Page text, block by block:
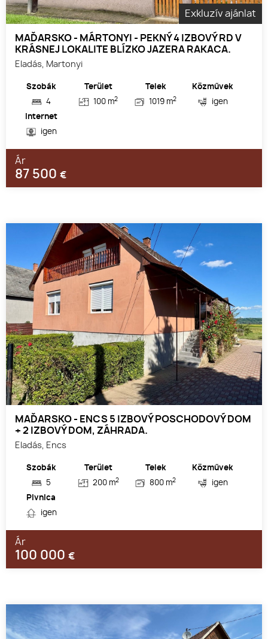
Exkluzív ajánlat
MAĎARSKO - MÁRTONYI - PEKNÝ 4 IZBOVÝ RD V
KRÁSNEJ LOKALITE BLÍZKO JAZERA RAKACA.
Eladás, Martonyi
Szobák
4
Terület
100 m2
Telek
1019 m2
Közművek
igen
Internet
igen
Ár
87 500 €
MAĎARSKO - ENCS 5 IZBOVÝ POSCHODOVÝ DOM
+ 2 IZBOVÝ DOM, ZÁHRADA.
Eladás, Encs
Szobák
5
Terület
200 m2
Telek
800 m2
Közművek
igen
Pivnica
igen
Ár
100 000 €